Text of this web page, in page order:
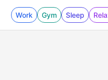
Work Gym Sleep